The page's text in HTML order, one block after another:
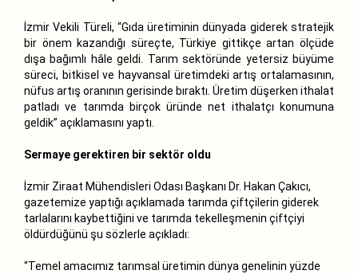
İzmir Vekili Türeli, “Gıda üretiminin dünyada giderek stratejik
bir önem kazandığı süreçte, Türkiye gittikçe artan ölçüde
dışa bağımlı hâle geldi. Tarım sektöründe yetersiz büyüme
süreci, bitkisel ve hayvansal üretimdeki artış ortalamasının,
nüfus artış oranının gerisinde bıraktı. Üretim düşerken ithalat
patladı ve tarımda birçok üründe net ithalatçı konumuna
geldik” açıklamasını yaptı.
Sermaye gerektiren bir sektör oldu
İzmir Ziraat Mühendisleri Odası Başkanı Dr. Hakan Çakıcı,
gazetemize yaptığı açıklamada tarımda çiftçilerin giderek
tarlalarını kaybettiğini ve tarımda tekelleşmenin çiftçiyi
öldürdüğünü şu sözlerle açıkladı:
“Temel amacımız tarımsal üretimin dünya genelinin yüzde